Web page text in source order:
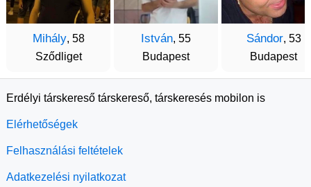
Mihály, 58
Sződliget
István, 55
Budapest
Sándor, 53
Budapest
Erdélyi társkereső társkereső, társkeresés mobilon is
Elérhetőségek
Felhasználási feltételek
Adatkezelési nyilatkozat